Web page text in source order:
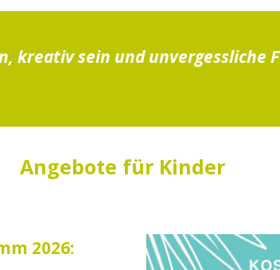
kreativ sein und unvergessliche
Angebote für Kinder
2026: